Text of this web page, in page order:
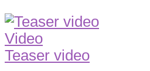
Video
Teaser video